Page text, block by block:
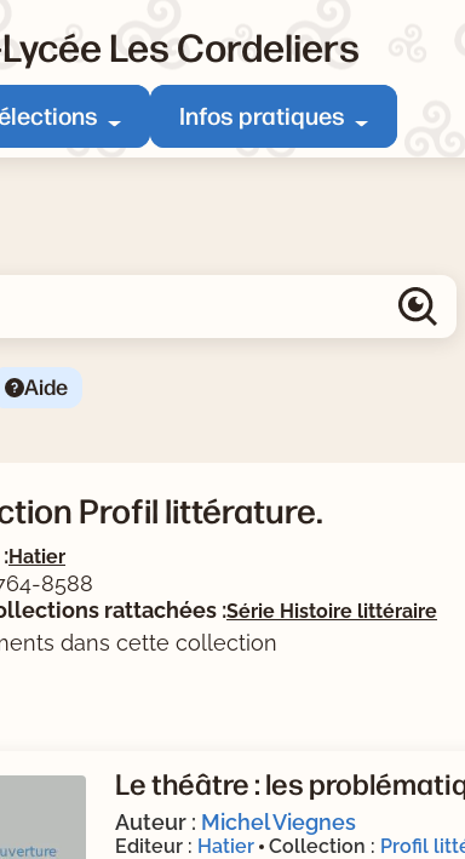
Les Cordeliers
Infos pratiques
Aide
Profil littérature.
Hatier
8588
rattachées :Série Histoire littéraire
dans cette collection
(Ouverture d'une modale)
Le théâtre : les
Auteur : Michel Viegnes
Editeur : Hatier Collection : Profil